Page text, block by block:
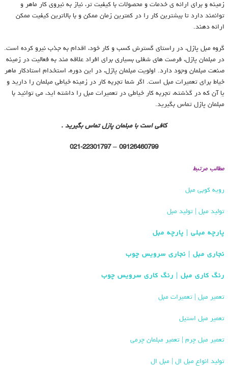
زمینه و برای ارائه ی خدمات و محصولات با کیفیت تر، نیاز به نیروی کار ماهر و
توانمند دارد تا بیشترین کار را در کمترین زمان ممکن و با بالاترین کیفیت ممکن
ارائه دهند.
گروه مبل پازل، در راستای گسترش کسب و کار خود، اقدام به جذب نیرو کرده است.
در مبلمان پازل، فرصت های شغلی بسیاری برای افراد علاقه مند به فعالیت در زمینه
صنعت مبلمان وجود دارد. اولویت مبلمان پازل، در این دوره، استخدام استادکار ماهر
خیاط برای تعمیرات مبل است. اگر شما تجربه کار در زمینه خیاطی مبلمان را دارید و
یا آن که در گذشته، تجربه کار خیاطی در تعمیرات مبل را داشته اید، می توانید با
مبلمان پازل تماس بگیرید.
کافی است با مبلمان پازل تماس بگیرید .
09126460799 –
021-22301797
مطالب مرتبط
رویه کوبی مبل
تولید مبل | تولید مبل
پارچه مبلی | پارچه مبل
نجاری مبل | نجاری سرویس چوب
رنگ کاری مبل | رنگ کاری سرویس چوب
تعمیر مبل | تعمیرات مبل
تعمیر مبل استیل
تعمیر مبل چرم | تعمیر مبلمان چرمی
تولید انواع مبل ال | مبل ال